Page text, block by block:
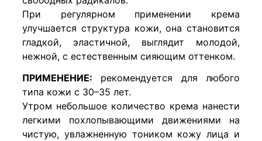
При регулярном применении крема
улучшается структура кожи, она становится
гладкой, эластичной, выглядит молодой,
нежной, с естественным сияющим оттенком.
ПРИМЕНЕНИЕ: рекомендуется для любого
типа кожи с 30–35 лет.
Утром небольшое количество крема нанести
легкими похлопывающими движениями на
чистую, увлажненную тоником кожу лица и